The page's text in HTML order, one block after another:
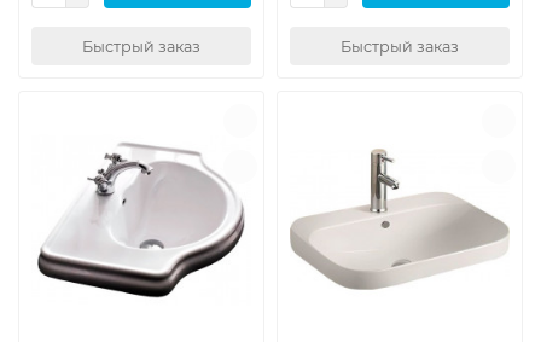
Быстрый заказ Быстрый заказ